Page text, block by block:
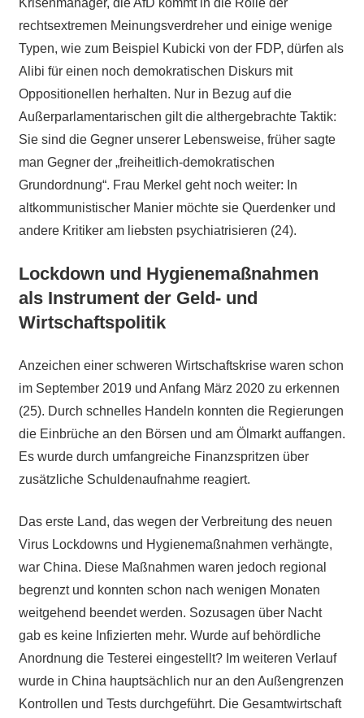
Krisenmanager, die AfD kommt in die Rolle der
rechtsextremen Meinungsverdreher und einige wenige
Typen, wie zum Beispiel Kubicki von der FDP, dürfen als
Alibi für einen noch demokratischen Diskurs mit
Oppositionellen herhalten. Nur in Bezug auf die
Außerparlamentarischen gilt die althergebrachte Taktik:
Sie sind die Gegner unserer Lebensweise, früher sagte
man Gegner der „freiheitlich-demokratischen
Grundordnung“. Frau Merkel geht noch weiter: In
altkommunistischer Manier möchte sie Querdenker und
andere Kritiker am liebsten psychiatrisieren (24).
Lockdown und Hygienemaßnahmen
als Instrument der Geld- und
Wirtschaftspolitik
Anzeichen einer schweren Wirtschaftskrise waren schon
im September 2019 und Anfang März 2020 zu erkennen
(25). Durch schnelles Handeln konnten die Regierungen
die Einbrüche an den Börsen und am Ölmarkt auffangen.
Es wurde durch umfangreiche Finanzspritzen über
zusätzliche Schuldenaufnahme reagiert.
Das erste Land, das wegen der Verbreitung des neuen
Virus Lockdowns und Hygienemaßnahmen verhängte,
war China. Diese Maßnahmen waren jedoch regional
begrenzt und konnten schon nach wenigen Monaten
weitgehend beendet werden. Sozusagen über Nacht
gab es keine Infizierten mehr. Wurde auf behördliche
Anordnung die Testerei eingestellt? Im weiteren Verlauf
wurde in China hauptsächlich nur an den Außengrenzen
Kontrollen und Tests durchgeführt. Die Gesamtwirtschaft